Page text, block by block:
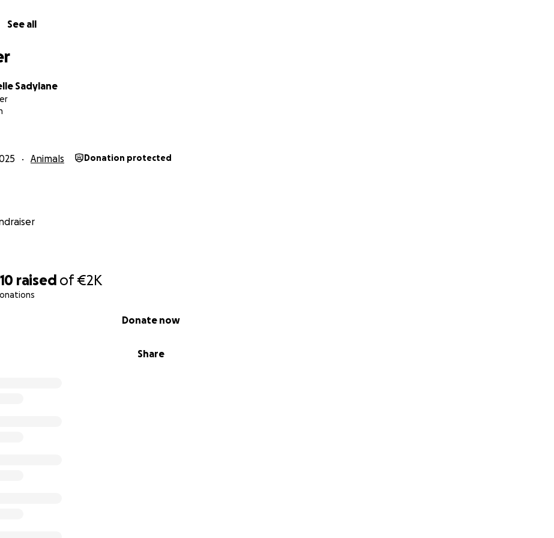
raised of€2K
Share
Donate now
financer leur placement en refuge en France afin de les sortir de la
faire adopter via ces structures.
See all
Sadylane
Animals Donation protected